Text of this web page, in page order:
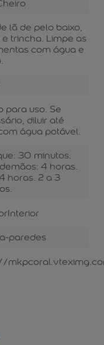
lã de pelo baixo,
trincha. Limpe as
com água e
para uso. Se
diluir até
água potável.
30 minutos.
4 horas.
horas. 2 a 3
Interior
paredes